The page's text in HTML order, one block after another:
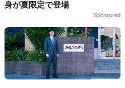
身が夏限定で登場
Sponsored